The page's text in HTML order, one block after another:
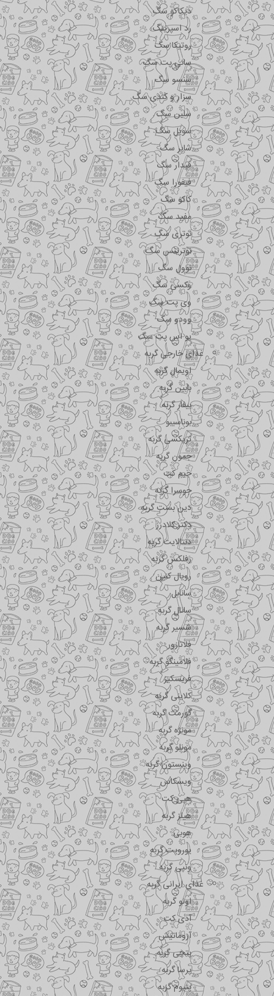
دیکاکو سگ
رد اسپرینگ
روتیکا سگ
سانی پت سگ
سنسو سگ
سزار و کندی سگ
سلبن سگ
سویل سگ
شایر سگ
فیدار سگ
فیفورا سگ
کاکو سگ
مفید سگ
نوتری سگ
نوترینس سگ
نوول سگ
وکسی سگ
وی پت سگ
وودو سگ
یو اس پت سگ
غذای خارجی گربه
اویمال گربه
بابین گربه
بیفار گربه
بوناسیبو
تریکسی گربه
جمون گربه
جیم کت
جوسرا گربه
دین بست گربه
دکتر کلادرز
دنتالایت گربه
رفلکس گربه
رویال کنین
سانابل
سانال گربه
شسیر گربه
فلاتازور
فلامینگو گربه
فریسکیز
کلاینی گربه
گورمت گربه
مونژه گربه
مونلو گربه
وینستون گربه
ویسکاس
هپی کت
هیلز گربه
هوبی
یوروپت گربه
ونپی گربه
غذای ایرانی گربه
اونو گربه
آدی کت
آروماتیش
پتچی گربه
پرسا گربه
پتیوم گربه